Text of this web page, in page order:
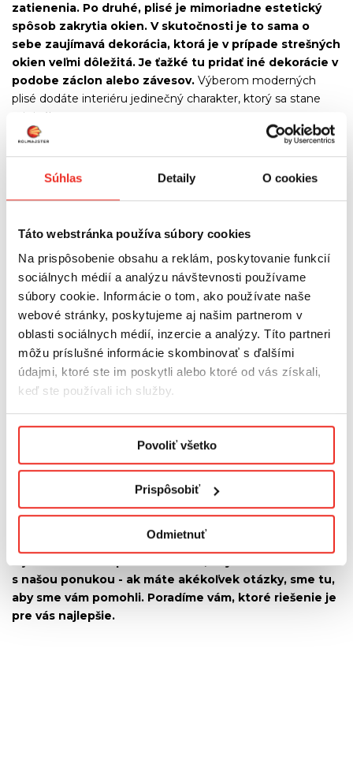
Súhlas Detaily O cookies
Táto webstránka používa súbory cookies
Na prispôsobenie obsahu a reklám, poskytovanie funkcií
sociálnych médií a analýzu návštevnosti používame
súbory cookie. Informácie o tom, ako používate naše
webové stránky, poskytujeme aj našim partnerom v
oblasti sociálnych médií, inzercie a analýzy. Títo partneri
môžu príslušné informácie skombinovať s ďalšími
údajmi, ktoré ste im poskytli alebo ktoré od vás získali,
keď ste používali ich služby.
Podmienky ochrany osobných údajov.
Povoliť všetko
Prispôsobiť
Odmietnuť
zatienenia. Po druhé, plisé je mimoriadne estetický
spôsob zakrytia okien. V skutočnosti je to sama o
sebe zaujímavá dekorácia, ktorá je v prípade strešných
okien veľmi dôležitá. Je ťažké tu pridať iné dekorácie v
podobe záclon alebo závesov. Výberom moderných
plisé dodáte interiéru jedinečný charakter, ktorý sa stane
originálnym.
PLISÉ ROLETY NA STREŠNÉ
OKNO
Dbali sme na
poskytovali iba
vysoko
kvalitné
riešenia. Naše
aj odolné.
vyznačujú
funkčnosťou a praktickosťou a ich inštalácia nie je
s našou ponukou - ak máte akékoľvek otázky, sme tu,
aby sme vám pomohli. Poradíme vám, ktoré riešenie je
pre vás najlepšie.